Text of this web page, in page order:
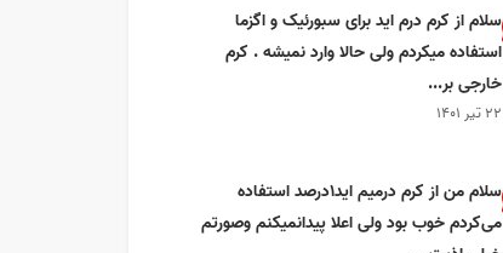
سلام از کرم درم اید برای سبورئیک و اگزما
استفاده میکردم ولی حالا وارد نمیشه . کرم
خارجی بر...
۲۲ تیر ۱۴۰۱
سلام من از کرم درمیم اید۱درصد استفاده
می‌کردم خوب بود ولی اعلا پیدانمیکنم وصورتم